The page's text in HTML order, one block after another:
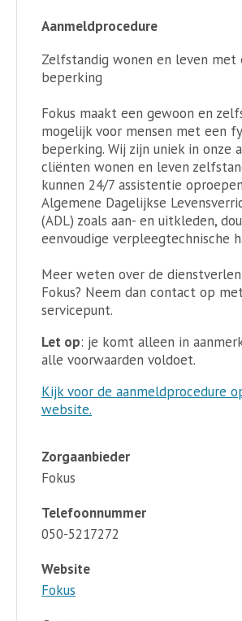
Aanmeldprocedure
Zelfstandig wonen en leven met
beperking
Fokus maakt een gewoon en
mogelijk voor mensen met een
beperking. Wij zijn uniek in onze
cliënten wonen en leven
kunnen 24/7 assistentie
Algemene Dagelijkse
(ADL) zoals aan- en uitkleden,
eenvoudige verpleegtechnische
Meer weten over de
Fokus? Neem dan contact op
servicepunt.
Let op: je komt alleen in
alle voorwaarden voldoet.
Kijk voor de aanmeldprocedure
website.
Zorgaanbieder
Fokus
Telefoonnummer
050-5217272
Website
Fokus